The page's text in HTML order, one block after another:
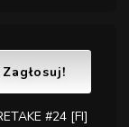
Zagłosuj!
#24 [FI]